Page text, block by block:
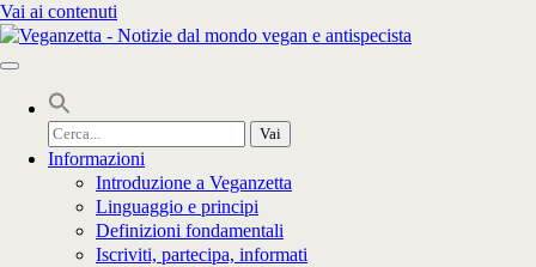
Vai ai contenuti
Cerca
per:
Informazioni
Introduzione a Veganzetta
Linguaggio e principi
Definizioni fondamentali
Iscriviti, partecipa, informati